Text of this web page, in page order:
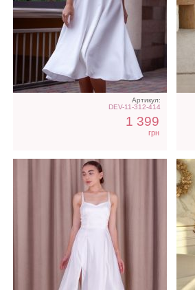
Артикул:
DEV-11-312-414
1 399
грн
Атласное длинное платье
на бретелях в белом цвете